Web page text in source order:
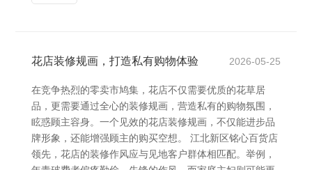
花店装修规画，打造私有购物体验 2026-05-25
在竞争热烈的零卖市鸠集，花店不仅需要优质的花草居
品，更需要通过全心的装修规画，营造私有的购物氛围，
眩惑顾主容身。一个见效的花店装修规画，不仅能进步品
牌形象，还能增强顾主的购买空想。 江北新区铭心百货店
领先，花店的装修作风应与见地客户群体相匹配。举例，